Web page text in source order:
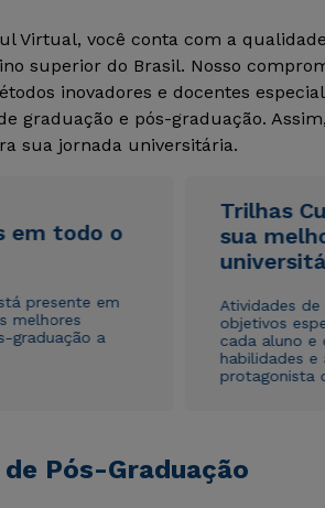
Virtual, você conta com a
superior do Brasil. Nosso
inovadores e docentes
graduação e pós-graduação.
sua jornada universitária.
em todo o
presente em
melhores
graduação a
Trilhas
sua
Atividades
objetivos
cada aluno e
habilidades
protagonista
Pós-Graduação
Estou
envio
Estou
envio